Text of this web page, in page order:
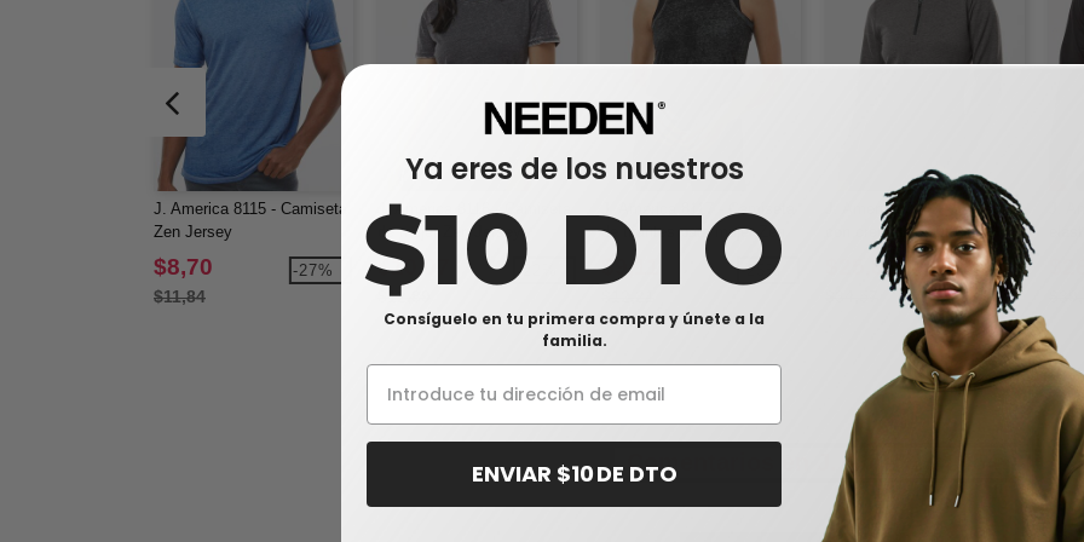
J. America 8115 - Camiseta
Zen Jersey
$8,70
$11,84
-27%
J. America 8116 - Camiseta
de mujer Zen Jersey
$10,07
$12,89
-22%
de tirantes para mujer Zen
Jersey
$9,11 -25%
J. America 8433 - Jersey
con cremallera Omega
Stretch, mujer
$25,80 -25%
J.
Comentarios en J. America 8454
Ya eres de los nuestros
$10 DTO
Consíguelo en tu primera compra y únete a la
familia.
ENVIAR $10 DE DTO